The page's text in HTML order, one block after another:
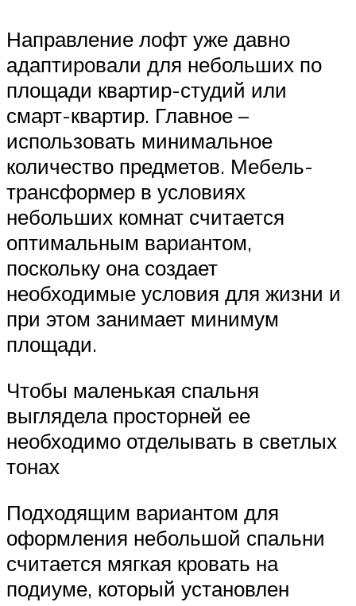
Направление лофт уже давно
адаптировали для небольших по
площади квартир-студий или
смарт-квартир. Главное –
использовать минимальное
количество предметов. Мебель-
трансформер в условиях
небольших комнат считается
оптимальным вариантом,
поскольку она создает
необходимые условия для жизни и
при этом занимает минимум
площади.
Чтобы маленькая спальня
выглядела просторней ее
необходимо отделывать в светлых
тонах
Подходящим вариантом для
оформления небольшой спальни
считается мягкая кровать на
подиуме, который установлен